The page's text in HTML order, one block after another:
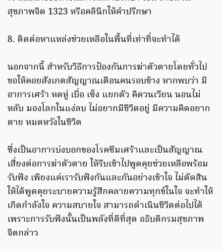
สุขภาพจิต 1323 หรือคลินิกให้คำปรึกษา
8. ติดต่อหาแหล่งช่วยเหลือในพื้นที่เท่าที่จะทำได้
นอกจากนี้ สำหรับวิธีการป้องกันการฆ่าตัวตายโดยทั่วไป
ขอให้คอยสังเกตสัญญาณเตือนคนรอบข้าง หากพบว่า มี
อาการเศร้า หดหู่ เบื่อ เซ็ง แยกตัว คิดวนเวียน นอนไม่
หลับ มองโลกในแง่ลบ ไม่อยากมีชีวิตอยู่ มีความคิดอยาก
ตาย หมดหวังในชีวิต
ซึ่งเป็นอาการบ่งบอกของโรคซึมเศร้าและเป็นสัญญาณ
เสี่ยงต่อการฆ่าตัวตาย ให้รีบเข้าไปพูดคุยช่วยเหลือพร้อม
รับฟัง เพียงแค่เรารับฟังกันและกันอย่างเข้าใจ ไม่ตัดสิน
ให้ได้พูดคุยระบายความรู้สึกคลายความทุกข์ในใจ จะทำให้
เกิดกำลังใจ ความสบายใจ สามารถดำเนินชีวิตต่อไปได้
เพราะการรับฟังนั้นเป็นพลังที่ดีที่สุด อธิบดีกรมสุขภาพ
จิตกล่าว